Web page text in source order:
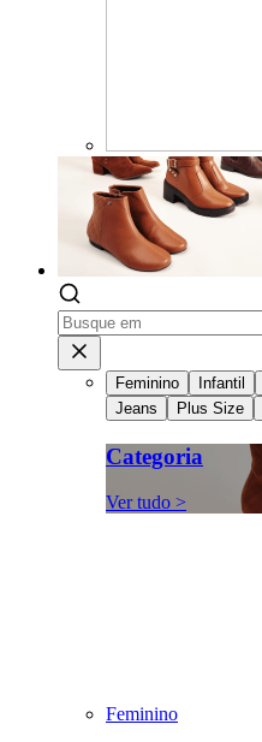
Feminino Infantil
Jeans
Plus Size
Categoria
Ver tudo >
Feminino